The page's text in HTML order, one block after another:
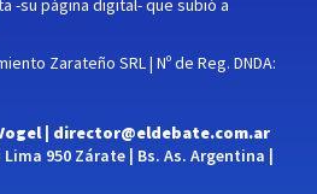
Zarateño SRL | Nº de Reg. DNDA:
| director@eldebate.com.ar
950 Zárate | Bs. As. Argentina |